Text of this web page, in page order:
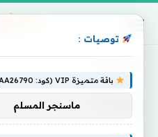
توصيات :
باقة متميزة VIP (كود: AA26790):
ماسنجر المسلم